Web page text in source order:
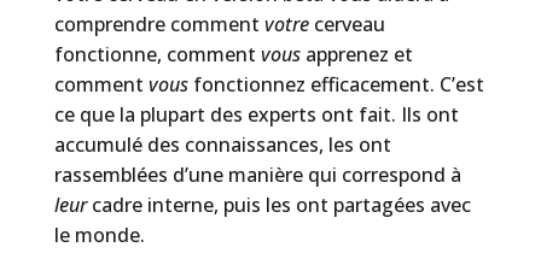
comprendre comment votrecerveau
fonctionne, comment vousapprenez et
comment vousfonctionnez efficacement. C’est
ce que la plupart des experts ont fait. Ils ont
accumulé des connaissances, les ont
rassemblées d’une manière qui correspond à
leurcadre interne, puis les ont partagées avec
le monde.